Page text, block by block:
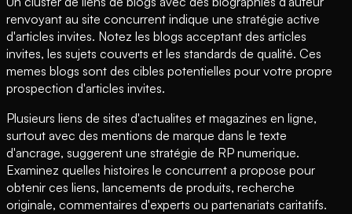
renvoyant au site concurrent indique une stratégie active
d'articles invites. Notez les blogs acceptant des articles
invites, les sujets couverts et les standards de qualité. Ces
memes blogs sont des cibles potentielles pour votre propre
prospection d'articles invites.
Plusieurs liens de sites d'actualites et magazines en ligne,
surtout avec des mentions de marque dans le texte
d'ancrage, suggerent une stratégie de RP numerique.
Examinez quelles histoires le concurrent a propose pour
obtenir ces liens, lancements de produits, recherche
originale, commentaires d'experts ou partenariats caritatifs.